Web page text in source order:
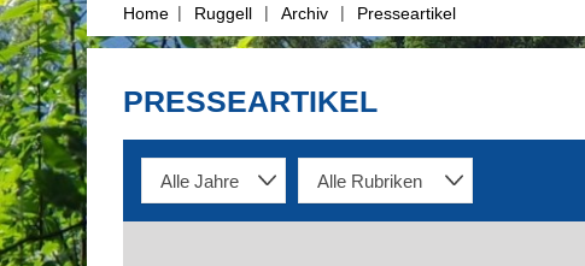
Home | Ruggell | Archiv | Presseartikel
PRESSEARTIKEL